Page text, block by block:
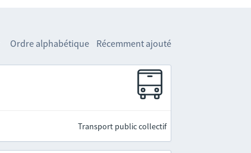
Ordre alphabétique Récemment ajouté
Transport public collectif